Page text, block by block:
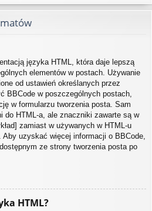
języka HTML, która daje lepszą
elementów w postach. Używanie
od ustawień określanych przez
BBCode w poszczególnych postach,
w formularzu tworzenia posta. Sam
do HTML-a, ale znaczniki zawarte są w
zamiast w używanych w HTML-u
Aby uzyskać więcej informacji o BBCode,
ze strony tworzenia posta po
HTML?